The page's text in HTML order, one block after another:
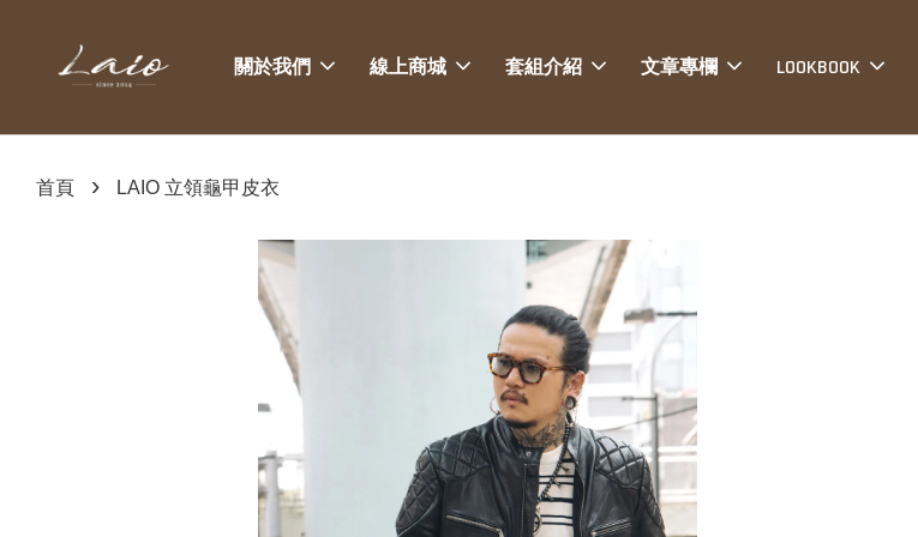
關於我們 線上商城 套組介紹 文章專欄 LOOKBOOK
首頁 › LAIO 立領龜甲皮衣